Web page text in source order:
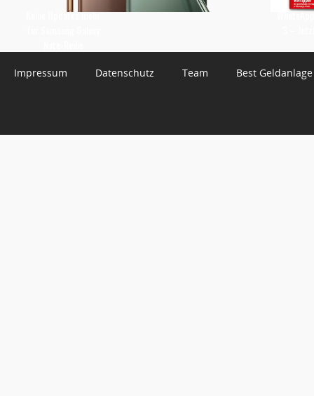
Keine Updates mehr
Impressum Datenschutz Team Best Geldanlage